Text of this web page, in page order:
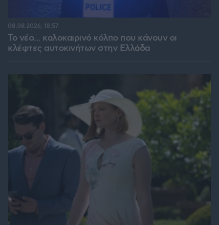
Το νέο... καλοκαιρινό κόλπο που κάνουν οι
κλέφτες αυτοκινήτων στην Ελλάδα
08.08.2026, 18:57